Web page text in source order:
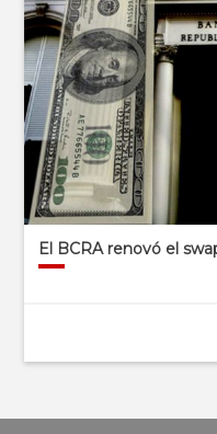
El BCRA renovó el